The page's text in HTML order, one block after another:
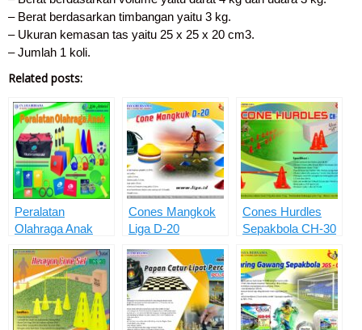
– Berat berdasarkan timbangan yaitu 3 kg.
– Ukuran kemasan tas yaitu 25 x 25 x 20 cm3.
– Jumlah 1 koli.
Related posts:
Peralatan
Olahraga Anak
Cones Mangkok
Liga D-20
Cones Hurdles
Sepakbola CH-30